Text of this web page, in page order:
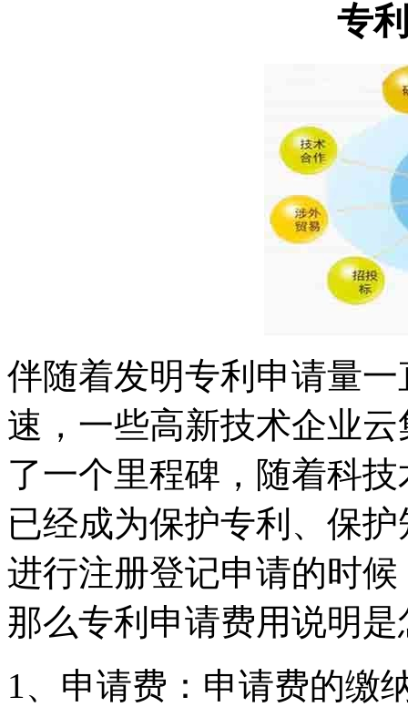
专
伴随着发明专利申请量
速，一些高新技术企业
了一个里程碑，随着科
已经成为保护专利、保
进行注册登记申请的时
那么专利申请费用说明
1、申请费：申请费的缴